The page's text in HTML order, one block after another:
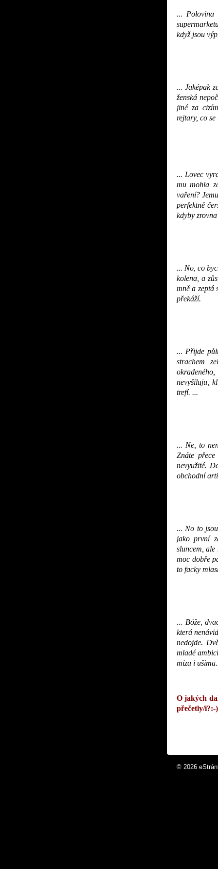
... Polovina
když jsou
... Jaképak
ženská
jiné za
rejtary, co
... Lovec
mu mohla
vaření?
perfektně
kdyby
... No, co
kolena, a
mně a zeptá
překáží.
... Přijde
strachem
nevyšiluju,
trefí. ...
... Ne, to
Znáte
nevyužité.
obchodní
... No to
jako první
sluncem, ale
moc dobře
to facky
... Bóže,
která
nedojde.
mladé
míza i
O jakých
přečetly/i?:-)
© 2026